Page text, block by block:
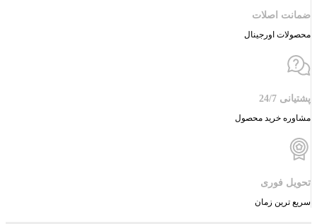
ضمانت اصلات
محصولات اورجینال
پشتیانی 24/7
مشاوره خرید محصول
تحویل فوری
سریع ترین زمان